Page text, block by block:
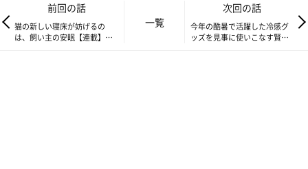
前回の話
猫の新しい寝床が妨げるの
は、飼い主の安眠【連載】ね
一覧
次回の話
今年の酷暑で活躍した冷感グ
ッズを見事に使いこなす賢い